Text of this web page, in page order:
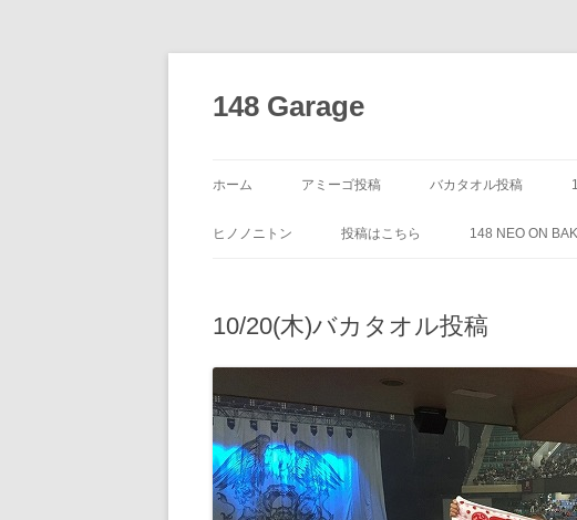
ン
ツ
ッ
148 Garage
ホーム アミーゴ投稿 バカタオル投稿
ヒノノニトン 投稿はこちら 148 NEO ON
10/20(木)バカタオル投稿